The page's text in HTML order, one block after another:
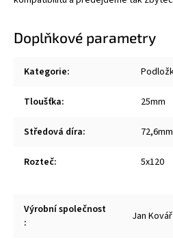
Doplňkové parametry
Kategorie:
Tloušťka: 25mm
Středová díra: 72,6mm
Rozteč: 5x120
Výrobní společnost
:
Jan Kovář